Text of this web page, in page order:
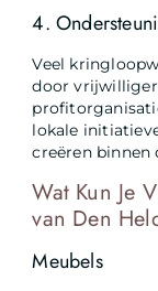
4.
Veel
door
lokale
creëren binnen
Wat Kun Je
van Den
Meubels